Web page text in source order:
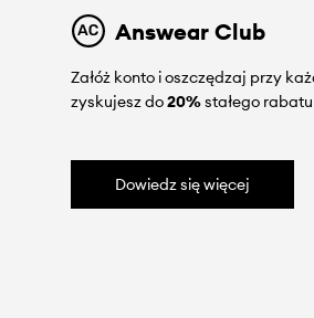
Answear Club
Załóż konto i oszczędzaj przy
zyskujesz do20%stałego
Dowiedz się więcej